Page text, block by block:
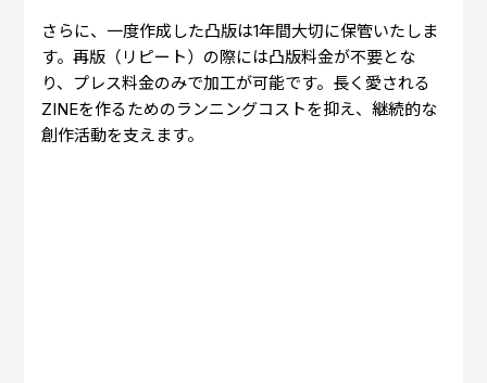
さらに、一度作成した凸版は1年間大切に保管いたしま
す。再版（リピート）の際には凸版料金が不要とな
り、プレス料金のみで加工が可能です。長く愛される
ZINEを作るためのランニングコストを抑え、継続的な
創作活動を支えます。